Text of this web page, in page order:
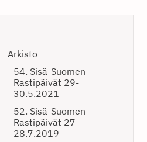
Arkisto
54. Sisä-Suomen
Rastipäivät 29-
30.5.2021
52. Sisä-Suomen
Rastipäivät 27-
28.7.2019